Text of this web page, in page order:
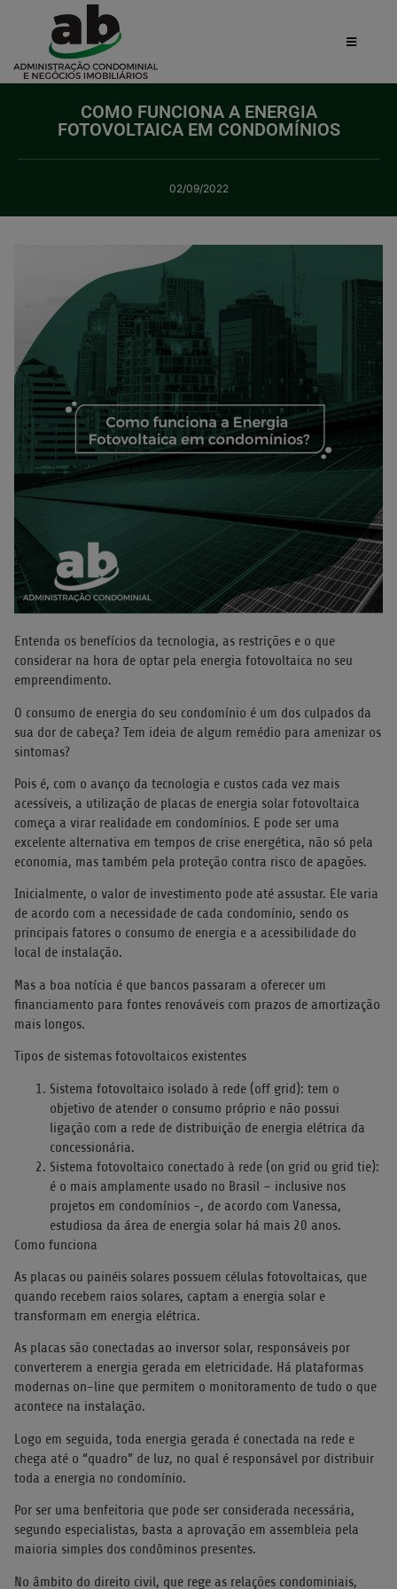
COMO FUNCIONA A ENERGIA
FOTOVOLTAICA EM CONDOMÍNIOS
02/09/2022
Entenda os benefícios da tecnologia, as restrições e o que
considerar na hora de optar pela energia fotovoltaica no seu
empreendimento.
O consumo de energia do seu condomínio é um dos culpados da
sua dor de cabeça? Tem ideia de algum remédio para amenizar os
sintomas?
Pois é, com o avanço da tecnologia e custos cada vez mais
acessíveis, a utilização de placas de energia solar fotovoltaica
começa a virar realidade em condomínios. E pode ser uma
excelente alternativa em tempos de crise energética, não só pela
economia, mas também pela proteção contra risco de apagões.
Inicialmente, o valor de investimento pode até assustar. Ele varia
de acordo com a necessidade de cada condomínio, sendo os
principais fatores o consumo de energia e a acessibilidade do
local de instalação.
Mas a boa notícia é que bancos passaram a oferecer um
financiamento para fontes renováveis com prazos de amortização
mais longos.
Tipos de sistemas fotovoltaicos existentes
Sistema fotovoltaico isolado à rede (off grid): tem o
objetivo de atender o consumo próprio e não possui
ligação com a rede de distribuição de energia elétrica da
concessionária.
Sistema fotovoltaico conectado à rede (on grid ou grid tie):
é o mais amplamente usado no Brasil – inclusive nos
projetos em condomínios -, de acordo com Vanessa,
estudiosa da área de energia solar há mais 20 anos.
Como funciona
As placas ou painéis solares possuem células fotovoltaicas, que
quando recebem raios solares, captam a energia solar e
transformam em energia elétrica.
As placas são conectadas ao inversor solar, responsáveis por
converterem a energia gerada em eletricidade. Há plataformas
modernas on-line que permitem o monitoramento de tudo o que
acontece na instalação.
Logo em seguida, toda energia gerada é conectada na rede e
chega até o “quadro” de luz, no qual é responsável por distribuir
toda a energia no condomínio.
Por ser uma benfeitoria que pode ser considerada necessária,
segundo especialistas, basta a aprovação em assembleia pela
maioria simples dos condôminos presentes.
No âmbito do direito civil, que rege as relações condominiais,